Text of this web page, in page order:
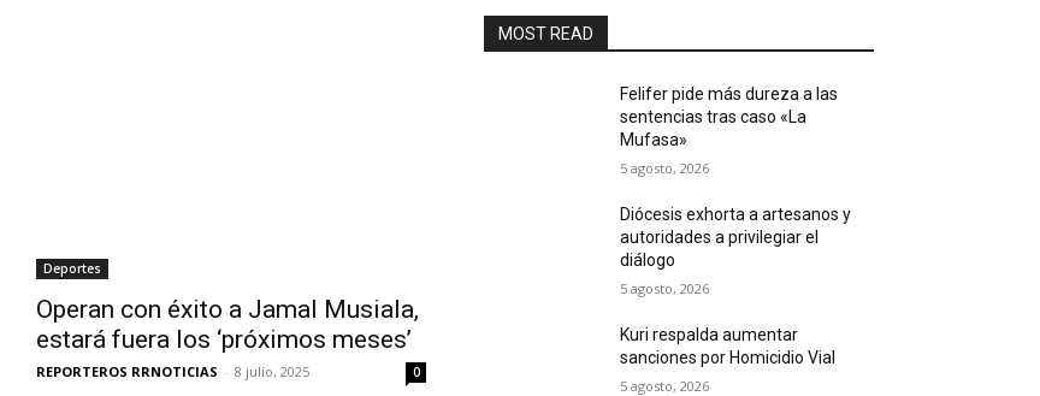
Deportes
Operan con éxito a Jamal Musiala,
estará fuera los ‘próximos meses’
REPORTEROS RRNOTICIAS - 8 julio, 2025 0
MOST READ
Felifer pide más dureza a las
sentencias tras caso «La
Mufasa»
5 agosto, 2026
Diócesis exhorta a artesanos y
autoridades a privilegiar el
diálogo
5 agosto, 2026
Kuri respalda aumentar
sanciones por Homicidio Vial
5 agosto, 2026